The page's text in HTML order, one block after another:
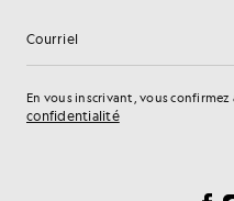
Adresse e-mail
En vous inscrivant, vous
confidentialité